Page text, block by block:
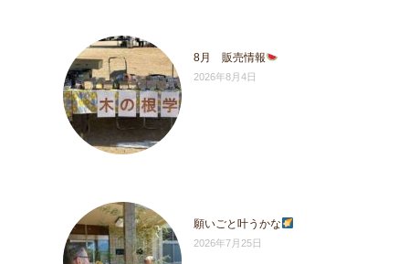
8月 販売情報
2026年8月4日
願いごと叶うかな
2026年7月25日